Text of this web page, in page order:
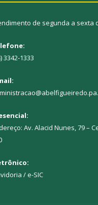
de segunda a sexta
3342-1333
Av. Alacid Nunes, 79 –
/e-SIC